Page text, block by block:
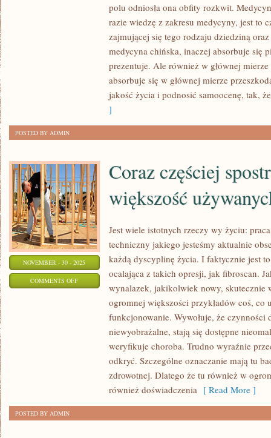
NOTORYCZNYCH
WMÓWIENIA
IM
polu odniosła ona obfity rozkwit.
razie wiedzę z zakresu medycyny, jest to
zajmującej się tego rodzaju dziedziną
medycyna chińska, inaczej absorbuje się
prezentuje. Ale również w głównej
absorbuje się w głównej mierze
jakość życia i podnosić samoocenę, tak,
]
POSTED BY ADMIN
NOVEMBER - 30 - 2025
COMMENTS OFFON
Coraz częściej
większość
Jest wiele istotnych rzeczy wy życiu:
techniczny jakiego jesteśmy aktualnie
każdą dyscyplinę życia. I faktycznie jest
ocalająca z takich opresji, jak fibroscan.
wynalazek, jakikolwiek nowy, skutecznie
ogromnej większości przykładów coś, co
funkcjonowanie. Wywołuje, że czynności
niewyobrażalne, stają się dostępne
weryfikuje choroba. Trudno wyraźnie
odkryć. Szczególne oznaczanie mają tu
zdrowotnej. Dlatego że tu również w
również doświadczenia [ Read More ]
POSTED BY ADMIN